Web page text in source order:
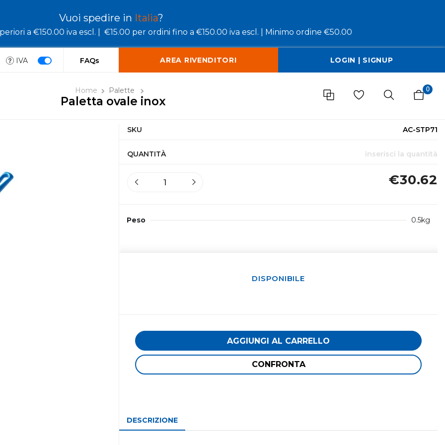
Vuoi spedire in Italia?
a €150.00 iva escl. | €15.00 per ordini fino a €150.00 iva escl. | Minimo ordine €50.00
IVA FAQs AREA RIVENDITORI LOGIN | SIGNUP
Home Palette
Paletta ovale inox
0
SKU AC-STP71
QUANTITÀ inserisci la quantità
€30.62
Peso 0.5kg
DISPONIBILE
AGGIUNGI AL CARRELLO
CONFRONTA
DESCRIZIONE